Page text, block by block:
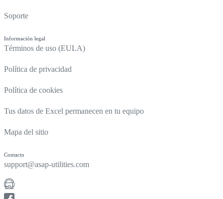
Soporte
Información legal
Términos de uso (EULA)
Política de privacidad
Política de cookies
Tus datos de Excel permanecen en tu equipo
Mapa del sitio
Contacto
support@asap-utilities.com